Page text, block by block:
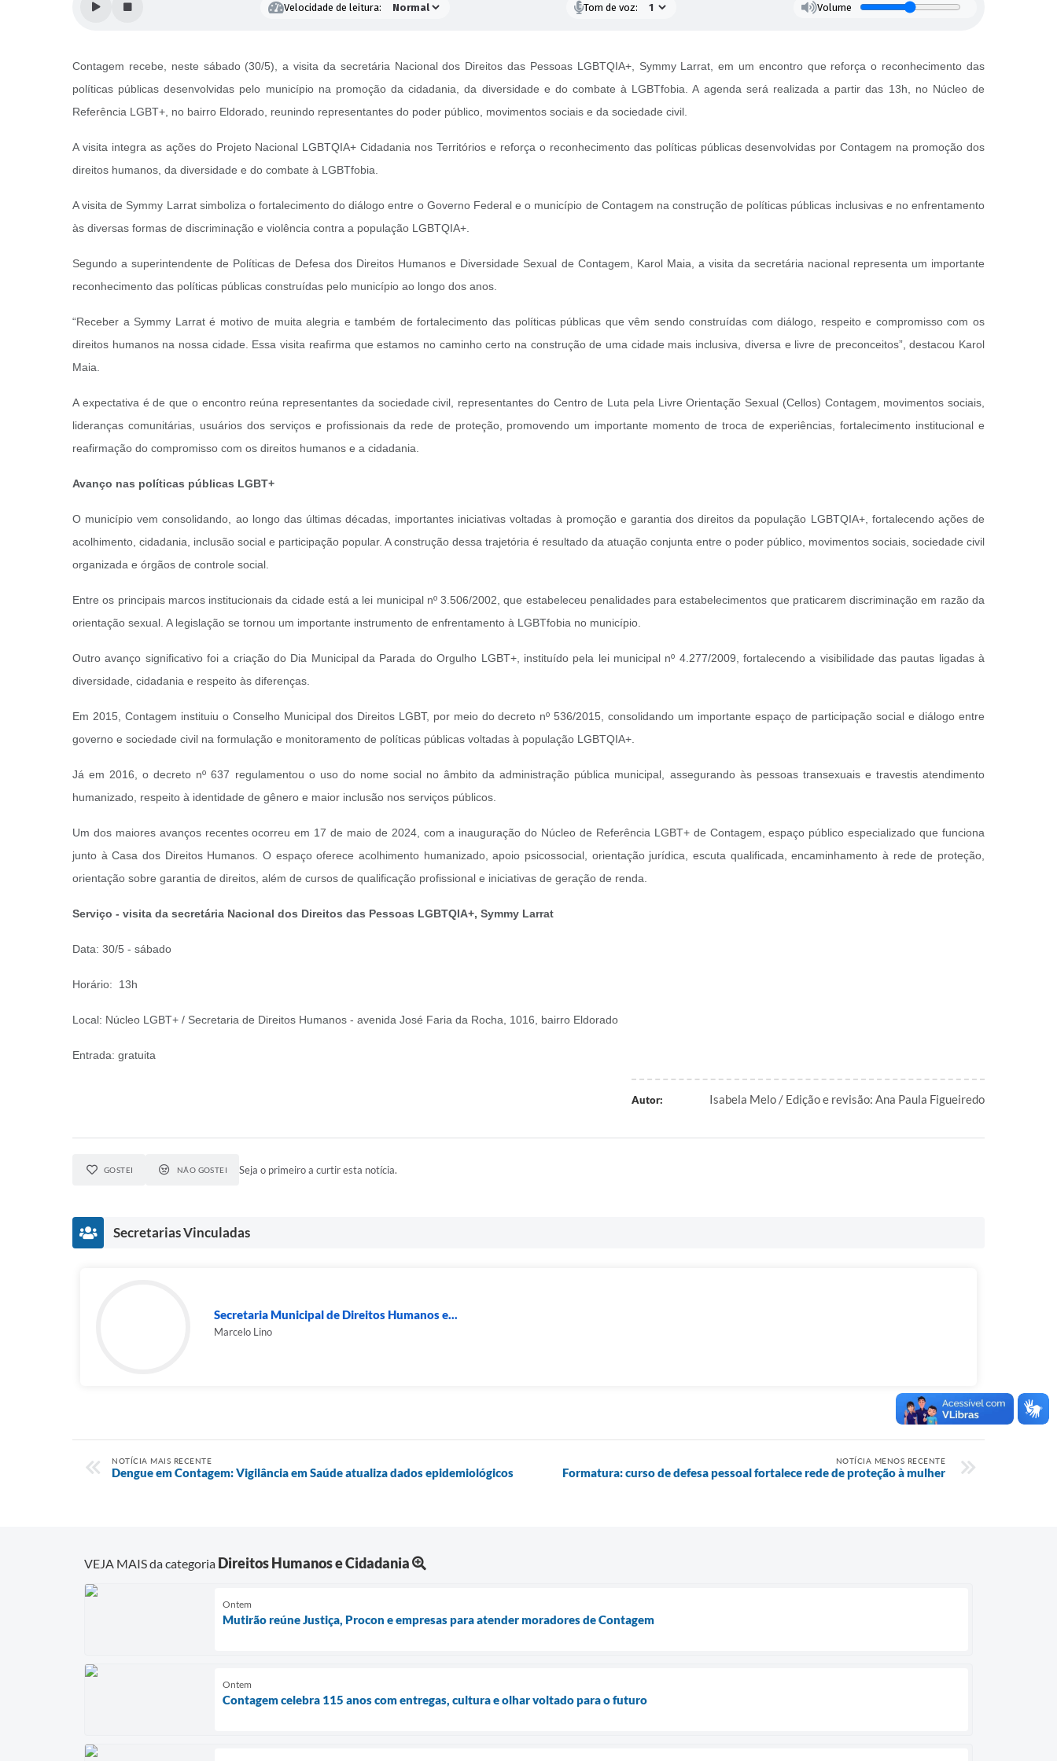
Velocidade de leitura: Tom de voz: Volume
Contagem recebe, neste sábado (30/5), a visita da secretária Nacional dos Direitos das Pessoas LGBTQIA+, Symmy Larrat, em um encontro que reforça o reconhecimento das
políticas públicas desenvolvidas pelo município na promoção da cidadania, da diversidade e do combate à LGBTfobia. A agenda será realizada a partir das 13h, no Núcleo de
Referência LGBT+, no bairro Eldorado, reunindo representantes do poder público, movimentos sociais e da sociedade civil.
A visita integra as ações do Projeto Nacional LGBTQIA+ Cidadania nos Territórios e reforça o reconhecimento das políticas públicas desenvolvidas por Contagem na promoção dos
direitos humanos, da diversidade e do combate à LGBTfobia.
A visita de Symmy Larrat simboliza o fortalecimento do diálogo entre o Governo Federal e o município de Contagem na construção de políticas públicas inclusivas e no enfrentamento
às diversas formas de discriminação e violência contra a população LGBTQIA+.
Segundo a superintendente de Políticas de Defesa dos Direitos Humanos e Diversidade Sexual de Contagem, Karol Maia, a visita da secretária nacional representa um importante
reconhecimento das políticas públicas construídas pelo município ao longo dos anos.
“Receber a Symmy Larrat é motivo de muita alegria e também de fortalecimento das políticas públicas que vêm sendo construídas com diálogo, respeito e compromisso com os
direitos humanos na nossa cidade. Essa visita reafirma que estamos no caminho certo na construção de uma cidade mais inclusiva, diversa e livre de preconceitos”, destacou Karol
Maia.
A expectativa é de que o encontro reúna representantes da sociedade civil, representantes do Centro de Luta pela Livre Orientação Sexual (Cellos) Contagem, movimentos sociais,
lideranças comunitárias, usuários dos serviços e profissionais da rede de proteção, promovendo um importante momento de troca de experiências, fortalecimento institucional e
reafirmação do compromisso com os direitos humanos e a cidadania.
Avanço nas políticas públicas LGBT+
O município vem consolidando, ao longo das últimas décadas, importantes iniciativas voltadas à promoção e garantia dos direitos da população LGBTQIA+, fortalecendo ações de
acolhimento, cidadania, inclusão social e participação popular. A construção dessa trajetória é resultado da atuação conjunta entre o poder público, movimentos sociais, sociedade civil
organizada e órgãos de controle social.
Entre os principais marcos institucionais da cidade está a lei municipal nº 3.506/2002, que estabeleceu penalidades para estabelecimentos que praticarem discriminação em razão da
orientação sexual. A legislação se tornou um importante instrumento de enfrentamento à LGBTfobia no município.
Outro avanço significativo foi a criação do Dia Municipal da Parada do Orgulho LGBT+, instituído pela lei municipal nº 4.277/2009, fortalecendo a visibilidade das pautas ligadas à
diversidade, cidadania e respeito às diferenças.
Em 2015, Contagem instituiu o Conselho Municipal dos Direitos LGBT, por meio do decreto nº 536/2015, consolidando um importante espaço de participação social e diálogo entre
governo e sociedade civil na formulação e monitoramento de políticas públicas voltadas à população LGBTQIA+.
Já em 2016, o decreto nº 637 regulamentou o uso do nome social no âmbito da administração pública municipal, assegurando às pessoas transexuais e travestis atendimento
humanizado, respeito à identidade de gênero e maior inclusão nos serviços públicos.
Um dos maiores avanços recentes ocorreu em 17 de maio de 2024, com a inauguração do Núcleo de Referência LGBT+ de Contagem, espaço público especializado que funciona
junto à Casa dos Direitos Humanos. O espaço oferece acolhimento humanizado, apoio psicossocial, orientação jurídica, escuta qualificada, encaminhamento à rede de proteção,
orientação sobre garantia de direitos, além de cursos de qualificação profissional e iniciativas de geração de renda.
Serviço - visita da secretária Nacional dos Direitos das Pessoas LGBTQIA+, Symmy Larrat
Data: 30/5 - sábado
Horário: 13h
Local: Núcleo LGBT+ / Secretaria de Direitos Humanos - avenida José Faria da Rocha, 1016, bairro Eldorado
Entrada: gratuita
Autor: Isabela Melo / Edição e revisão: Ana Paula Figueiredo
GOSTEI NÃO GOSTEI Seja o primeiro a curtir esta notícia.
Secretarias Vinculadas
Secretaria Municipal de Direitos Humanos e...
Marcelo Lino
NOTÍCIA MAIS RECENTE
Dengue em Contagem: Vigilância em Saúde atualiza dados epidemiológicos
NOTÍCIA MENOS RECENTE
Formatura: curso de defesa pessoal fortalece rede de proteção à mulher
VEJA MAIS da categoria Direitos Humanos e Cidadania
Ontem
Mutirão reúne Justiça, Procon e empresas para atender moradores de Contagem
Ontem
Contagem celebra 115 anos com entregas, cultura e olhar voltado para o futuro